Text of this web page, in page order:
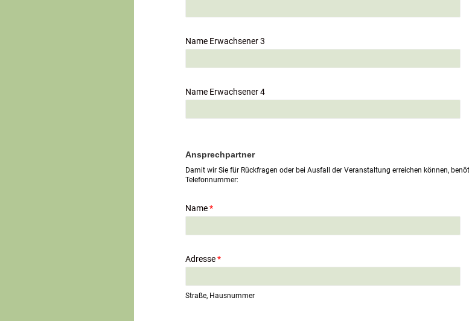
Name Erwachsener 3
Name Erwachsener 4
Ansprechpartner
Damit wir Sie für Rückfragen oder bei Ausfall der Veranstaltung erreichen können,
Telefonnummer:
Name*
Adresse*
Straße, Hausnummer